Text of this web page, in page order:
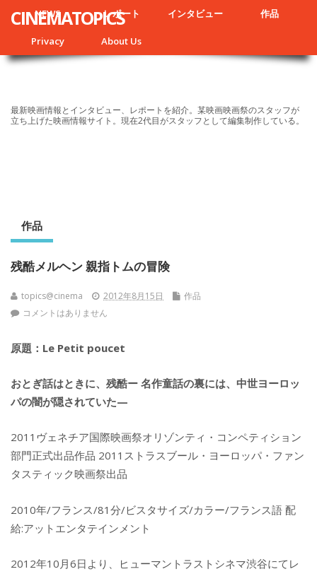
NEWS レポート インタビュー 作品
Privacy About Us
CINEMATOPICS
最新映画情報とインタビュー、レポートを紹介。某映画映画祭のスタッフが
立ち上げた映画情報サイト。現在2代目がスタッフとして編集制作している。
作品
残酷メルヘン 親指トムの冒険
topics@cinema 2012年8月15日
作品
コメントはありません
原題：Le Petit poucet
おとぎ話はときに、残酷ー 名作童話の裏には、中世ヨーロッ
パの闇が隠されていた—
2011ヴェネチア国際映画祭オリゾンティ・コンペティション
部門正式出品作品 2011ストラスブール・ヨーロッパ・ファン
タスティック映画祭出品
2010年/フランス/81分/ビスタサイズ/カラー/フランス語 配
給:アットエンタテインメント
2012年10月6日より、ヒューマントラストシネマ渋谷にてレ